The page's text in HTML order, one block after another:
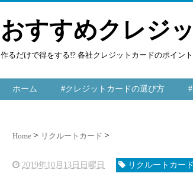
おすすめクレジ
作るだけで得をする!? 各社クレジットカードのポイン
ホーム #クレジットカードの選び方
Home リクルートカード
2019年10月13日日曜日 リクルートカード